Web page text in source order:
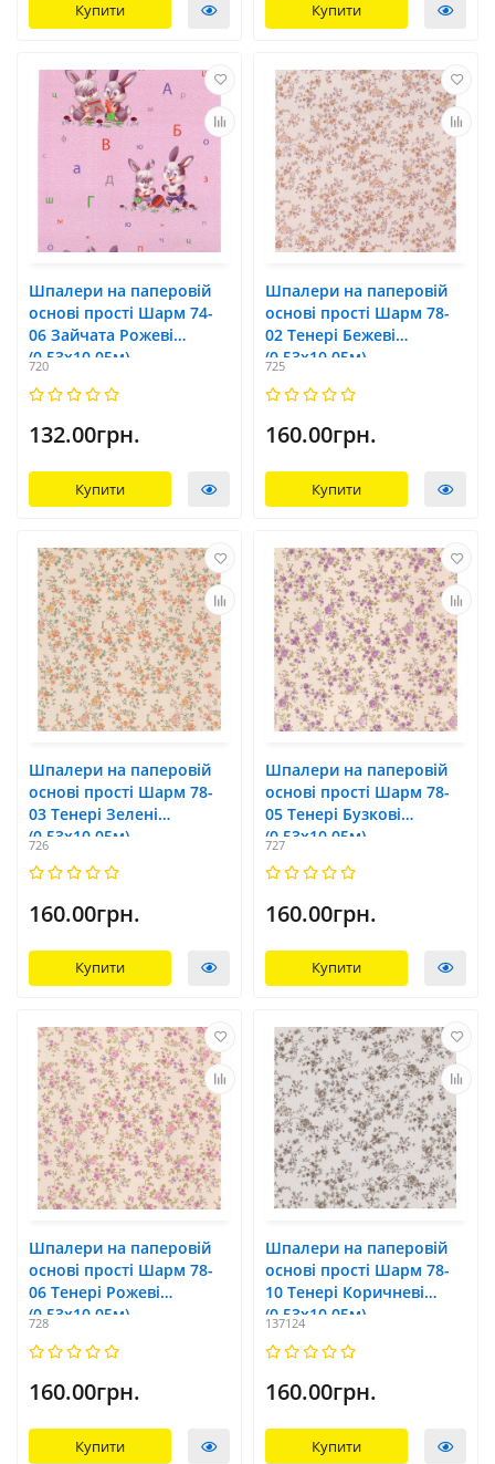
Купити Купити
Шпалери на паперовій
основі прості Шарм 74-
06 Зайчата Рожеві
(0,53х10,05м)
720
132.00грн.
Купити
Шпалери на паперовій
основі прості Шарм 78-
02 Тенері Бежеві
(0,53х10,05м)
725
160.00грн.
Купити
Шпалери на паперовій
основі прості Шарм 78-
03 Тенері Зелені
(0,53х10,05м)
726
160.00грн.
Купити
Шпалери на паперовій
основі прості Шарм 78-
05 Тенері Бузкові
(0,53х10,05м)
727
160.00грн.
Купити
Шпалери на паперовій
основі прості Шарм 78-
06 Тенері Рожеві
(0,53х10,05м)
728
160.00грн.
Купити
Шпалери на паперовій
основі прості Шарм 78-
10 Тенері Коричневі
(0,53х10,05м)
137124
160.00грн.
Купити